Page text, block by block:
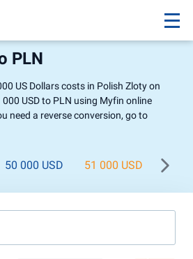
PLN
US Dollars costs in Polish Zloty on
USD to PLN using Myfin online
need a reverse conversion, go to
50 000 USD 51 000 USD 52